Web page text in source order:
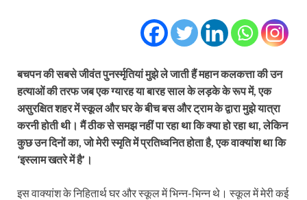
बचपन की सबसे जीवंत पुनर्स्‍मृतियां मुझे ले जाती हैं महान कलकत्ता की उन
हत्याओं की तरफ जब एक ग्यारह या बारह साल के लड़के के रूप में, एक
असुरक्षित शहर में स्कूल और घर के बीच बस और ट्राम के द्वारा मुझे यात्रा
करनी होती थी। मैं ठीक से समझ नहीं पा रहा था कि क्या हो रहा था, लेकिन
कुछ उन दिनों का, जो मेरी स्मृति में प्रतिध्वनित होता है, एक वाक्यांश था कि
‘इस्लाम खतरे में है’।
इस वाक्यांश के निहितार्थ घर और स्कूल में भिन्न-भिन्न थे। स्कूल में मेरी कई